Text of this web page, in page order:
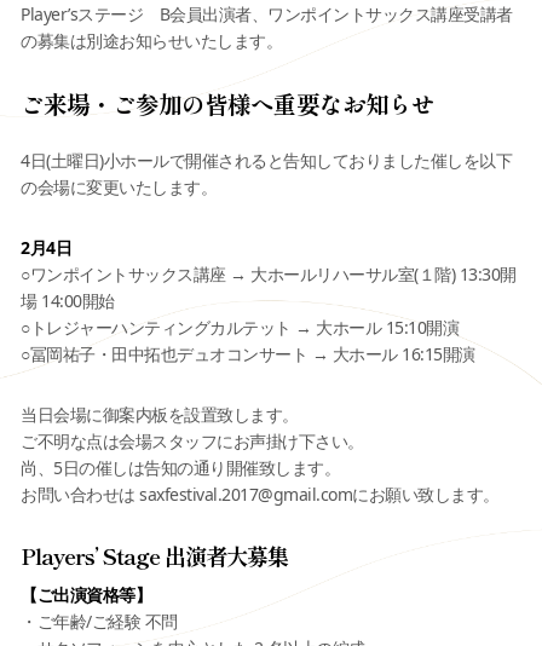
Player’sステージ B会員出演者、ワンポイントサックス講座受講者
の募集は別途お知らせいたします。
ご来場・ご参加の皆様へ重要なお知らせ
4日(土曜日)小ホールで開催されると告知しておりました催しを以下
の会場に変更いたします。
2月4日
○ワンポイントサックス講座 → 大ホールリハーサル室(１階) 13:30開
場 14:00開始
○トレジャーハンティングカルテット → 大ホール 15:10開演
○冨岡祐子・田中拓也デュオコンサート → 大ホール 16:15開演
当日会場に御案内板を設置致します。
ご不明な点は会場スタッフにお声掛け下さい。
尚、5日の催しは告知の通り開催致します。
お問い合わせは saxfestival.2017@gmail.comにお願い致します。
Players’ Stage 出演者大募集
【ご出演資格等】
・ご年齢/ご経験 不問